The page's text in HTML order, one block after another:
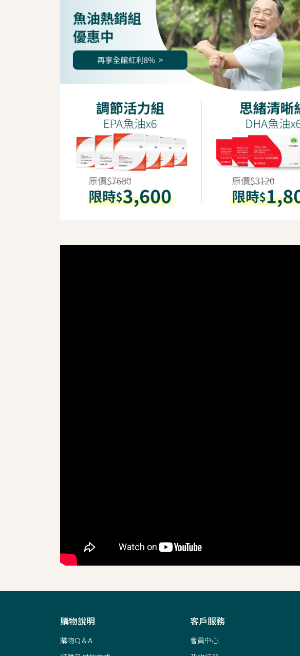
購物說明
購物Q＆A
客戶服務
會員中心